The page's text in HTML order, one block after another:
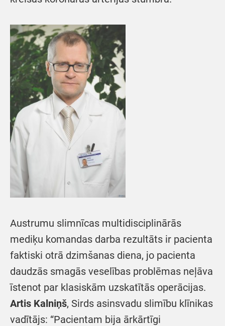
Austrumu slimnīcas multidisciplinārās
mediķu komandas darba rezultāts ir pacienta
faktiski otrā dzimšanas diena, jo pacienta
daudzās smagās veselības problēmas neļāva
īstenot par klasiskām uzskatītās operācijas.
Artis Kalniņš, Sirds asinsvadu slimību klīnikas
vadītājs: “Pacientam bija ārkārtīgi